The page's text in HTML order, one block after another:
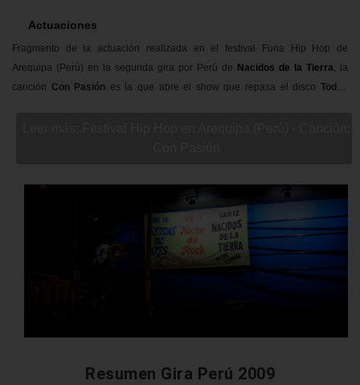
Actuaciones
Fragmento de la actuación realizada en el festival Furia Hip Hop de
Arequipa (Perú) en la segunda gira por Perú de Nacidos de la Tierra, la
canción Con Pasión es la que abre el show que repasa el disco Todos
Resumen Gira Perú 2009